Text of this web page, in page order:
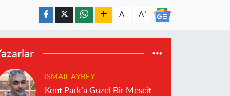
A- A+
İSMAIL AYBEY
Kent Park’a Güzel Bir Mescit